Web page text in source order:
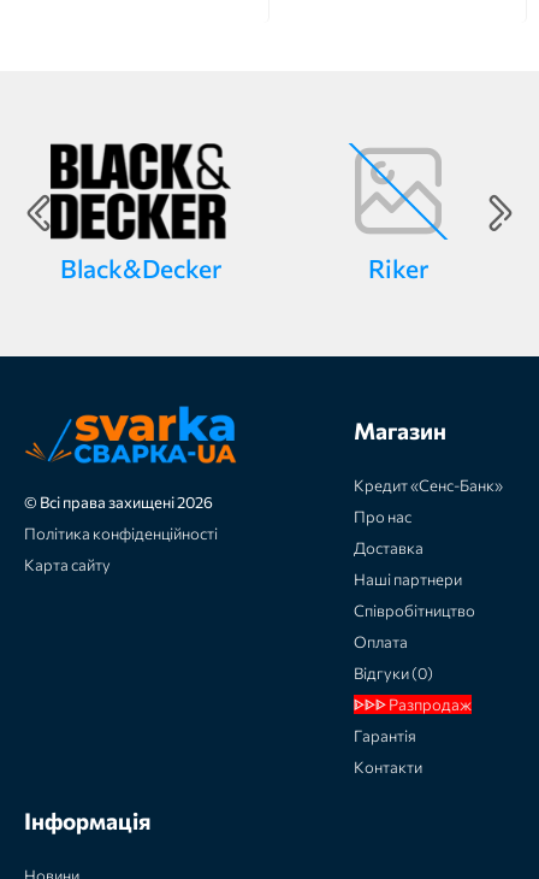
Black&Decker Riker
© Всі права захищені 2026
Політика конфіденційності
Карта сайту
Магазин
Кредит «Сенс-Банк»
Про нас
Доставка
Наші партнери
Співробітництво
Оплата
Відгуки (0)
ᐈᐈᐈ Разпродаж
Гарантія
Контакти
Інформація
Новини